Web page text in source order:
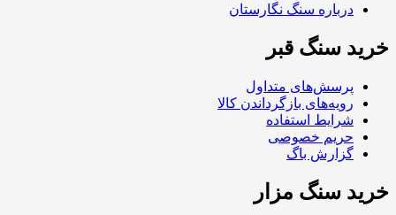
درباره سنگ نگارستان
خرید سنگ قبر
پرسش‌های متداول
رویه‌های بازگرداندن کالا
شرایط استفاده
حریم خصوصی
گزارش باگ
خرید سنگ مزار